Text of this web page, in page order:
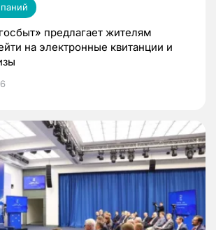
предлагает жителям
на электронные квитанции и